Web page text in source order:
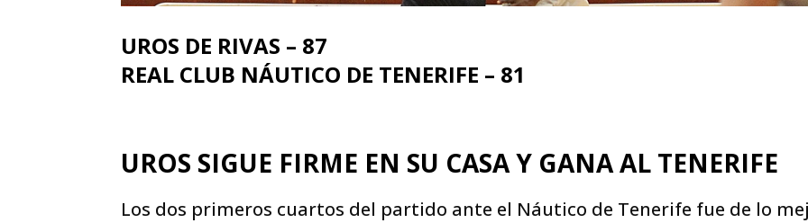
UROS DE RIVAS – 87
REAL CLUB NÁUTICO DE TENERIFE – 81
UROS SIGUE FIRME EN SU CASA Y GANA AL TENERIFE
Los dos primeros cuartos del partido ante el Náutico de Tenerife fue de lo